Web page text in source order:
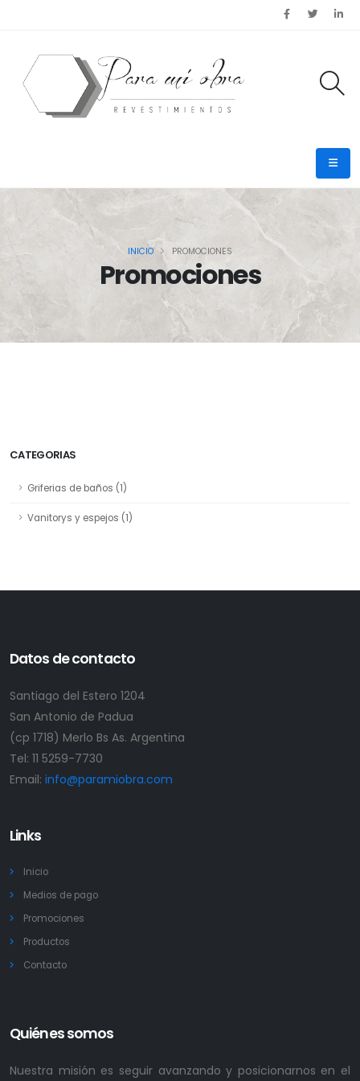
Promociones
INICIO PROMOCIONES
CATEGORIAS
Griferias de baños (1)
Vanitorys y espejos (1)
Datos de contacto
Santiago del Estero 1204
San Antonio de Padua
(cp 1718) Merlo Bs As. Argentina
Tel: 11 5259-7730
Email: info@paramiobra.com
Links
Inicio
Medios de pago
Promociones
Productos
Contacto
Quiénes somos
Nuestra misión es seguir avanzando y posicionarnos en el